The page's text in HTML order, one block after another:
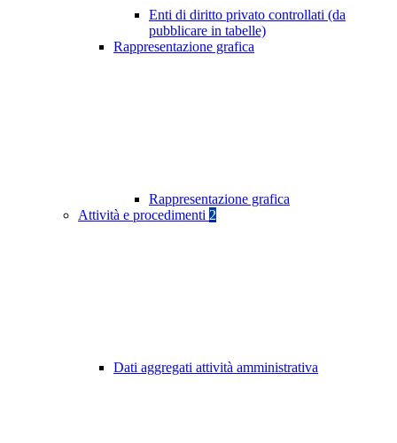
Enti di diritto privato controllati (da
pubblicare in tabelle)
Rappresentazione grafica
Rappresentazione grafica
Attività e procedimenti 2
Dati aggregati attività amministrativa